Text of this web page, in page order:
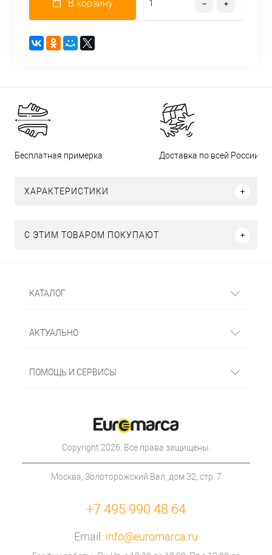
В корзину
Бесплатная примерка Доставка по всей России
ХАРАКТЕРИСТИКИ
С ЭТИМ ТОВАРОМ ПОКУПАЮТ
КАТАЛОГ
АКТУАЛЬНО
ПОМОЩЬ И СЕРВИСЫ
Copyright 2026. Все права защищены.
Москва, Золоторожский Вал, дом 32, стр. 7
+7 495 990 48 64
Email: info@euromarca.ru